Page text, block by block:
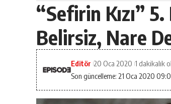
“Sefirin Kızı”
Belirsiz, Nare
Son güncelleme: 21 Oca 2020
Editör 20 Oca 2020 1 dakikalık